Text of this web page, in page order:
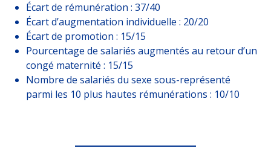
Écart de rémunération : 37/40
Écart d’augmentation individuelle : 20/20
Écart de promotion : 15/15
Pourcentage de salariés augmentés au retour d’un
congé maternité : 15/15
Nombre de salariés du sexe sous-représenté
parmi les 10 plus hautes rémunérations : 10/10